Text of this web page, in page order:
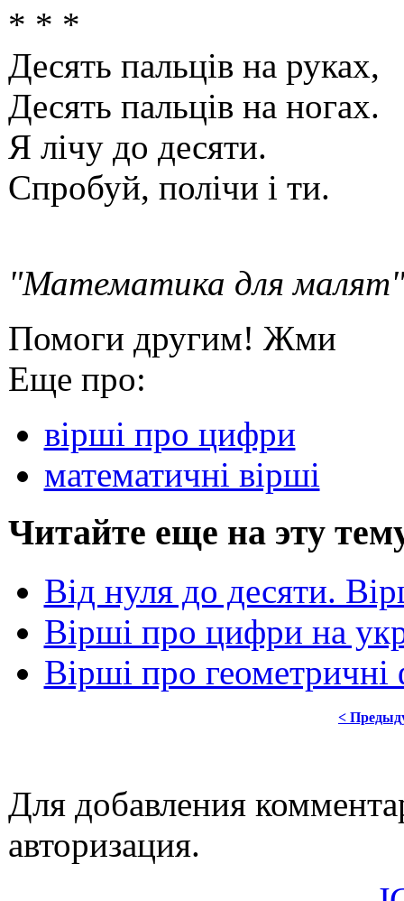
* * *
Десять пальців на руках,
Десять пальців на ногах.
Я лічу до десяти.
Спробуй, полічи і ти.
"Математика для малят"
Помоги другим! Жми
Еще про:
вірші про цифри
математичні вірші
Читайте еще на эту
Від нуля до десяти.
Вірші про цифри на
Вірші про геометричні
<
Для добавления
авторизация.